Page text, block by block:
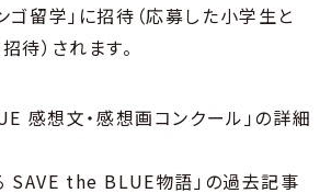
ゴ留学」に招待（応募した小学生と
）されます。
感想文・感想画コンクール」の詳細
SAVE the BLUE物語」の過去記事